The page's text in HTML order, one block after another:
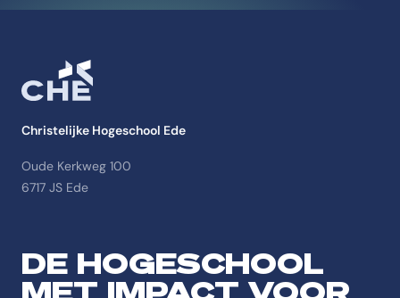
Christelijke Hogeschool Ede
Oude Kerkweg 100
6717 JS Ede
DE HOGESCHOOL
MET IMPACT VOOR